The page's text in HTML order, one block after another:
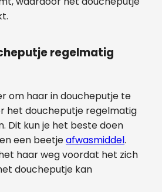
regelmatig
om haar in doucheputje te
het doucheputje regelmatig
Dit kun je het beste doen
een beetjeafwasmiddel.
haar weg voordat het zich
doucheputje kan